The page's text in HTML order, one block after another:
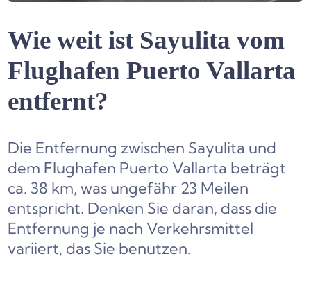
Wie weit ist Sayulita vom
Flughafen Puerto Vallarta
entfernt?
Die Entfernung zwischen Sayulita und
dem Flughafen Puerto Vallarta beträgt
ca. 38 km, was ungefähr 23 Meilen
entspricht. Denken Sie daran, dass die
Entfernung je nach Verkehrsmittel
variiert, das Sie benutzen.